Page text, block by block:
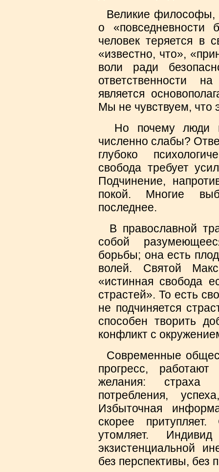
Великие философы,
о «повседневности
человек теряется в
«известно, что»,
воли ради
ответственности
является
Мы не чувствуем, что
Но почему люди
численно слабы?
глубоко
свобода требует
Подчинение,
покой. Многие
последнее.
В православной
собой
борьбы; она есть
волей. Святой
«истинная свобода
страстей». То есть
не подчиняется
способен творить
конфликт с
Современные
прогресс,
желания: страха
потребления,
Избыточная
скорее
утомляет.
экзистенциальной
без перспективы, без